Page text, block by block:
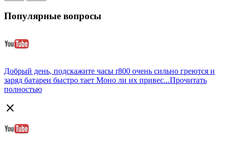
Популярные вопросы
Добрый день, подскажите часы r800 очень сильно греются и
заряд батареи быстро тает Моно ли их привес...Прочитать
полностью
close